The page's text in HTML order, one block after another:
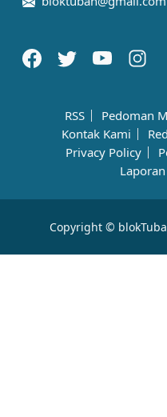
RSS Pedoman
Kontak Kami
Privacy Policy
Copyright ©